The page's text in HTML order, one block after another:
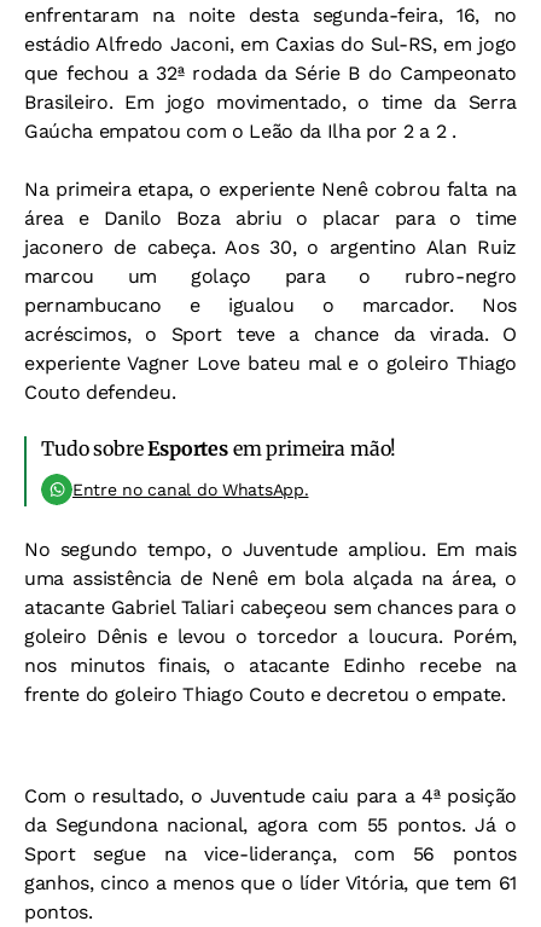
enfrentaram na noite desta segunda-feira, 16, no
estádio Alfredo Jaconi, em Caxias do Sul-RS, em jogo
que fechou a 32ª rodada da Série B do Campeonato
Brasileiro. Em jogo movimentado, o time da Serra
Gaúcha empatou com o Leão da Ilha por 2 a 2 .
Na primeira etapa, o experiente Nenê cobrou falta na
área e Danilo Boza abriu o placar para o time
jaconero de cabeça. Aos 30, o argentino Alan Ruiz
marcou um golaço para o rubro-negro
pernambucano e igualou o marcador. Nos
acréscimos, o Sport teve a chance da virada. O
experiente Vagner Love bateu mal e o goleiro Thiago
Couto defendeu.
Tudo sobreEsportesem primeira mão!
Entre no canal do WhatsApp.
No segundo tempo, o Juventude ampliou. Em mais
uma assistência de Nenê em bola alçada na área, o
atacante Gabriel Taliari cabeçeou sem chances para o
goleiro Dênis e levou o torcedor a loucura. Porém,
nos minutos finais, o atacante Edinho recebe na
frente do goleiro Thiago Couto e decretou o empate.
Com o resultado, o Juventude caiu para a 4ª posição
da Segundona nacional, agora com 55 pontos. Já o
Sport segue na vice-liderança, com 56 pontos
ganhos, cinco a menos que o líder Vitória, que tem 61
pontos.